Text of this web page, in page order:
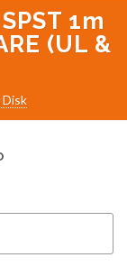
1m
(UL &
Disk